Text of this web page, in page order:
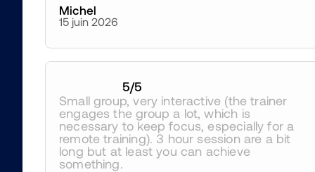
Michel
15 juin 2026
5/5
Small group, very interactive (the trainer
engages the group a lot, which is
necessary to keep focus, especially for a
remote training). 3 hour session are a bit
long but at least you can achieve
something.